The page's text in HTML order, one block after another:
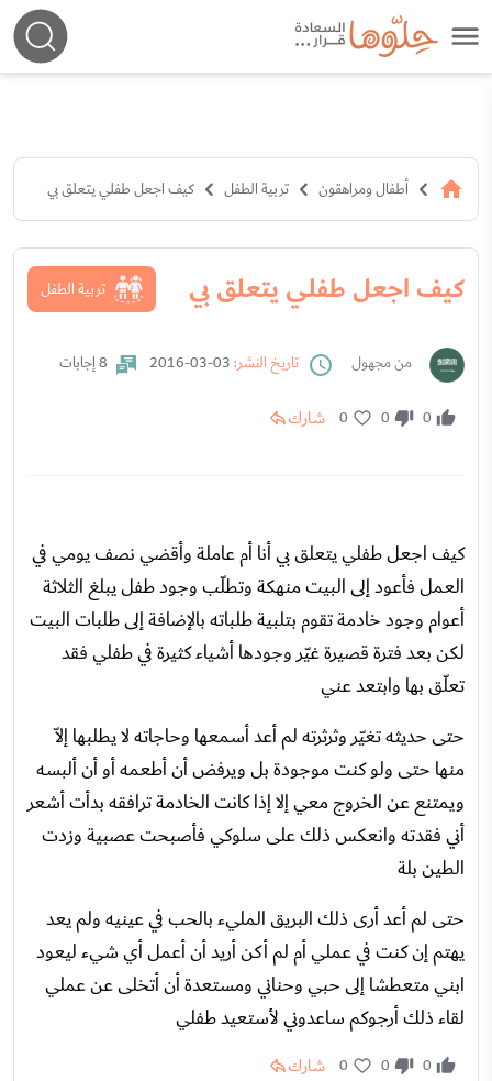
أطفال ومراهقون تربية الطفل كيف اجعل طفلي يتعلق بي
كيف اجعل طفلي يتعلق بي تربية الطفل
من مجهول تاريخ النشر: 8 إجابات
0
0
0 شارك
كيف اجعل طفلي يتعلق بي أنا أم عاملة وأقضي نصف يومي في
العمل فأعود إلى البيت منهكة وتطلّب وجود طفل يبلغ الثلاثة
أعوام وجود خادمة تقوم بتلبية طلباته بالإضافة إلى طلبات البيت
لكن بعد فترة قصيرة غيّر وجودها أشياء كثيرة في طفلي فقد
تعلّق بها وابتعد عني
حتى حديثه تغيّر وثرثرته لم أعد أسمعها وحاجاته لا يطلبها إلاّ
منها حتى ولو كنت موجودة بل ويرفض أن أطعمه أو أن ألبسه
ويمتنع عن الخروج معي إلا إذا كانت الخادمة ترافقه بدأت أشعر
أني فقدته وانعكس ذلك على سلوكي فأصبحت عصبية وزدت
الطين بلة
حتى لم أعد أرى ذلك البريق المليء بالحب في عينيه ولم يعد
يهتم إن كنت في عملي أم لم أكن أريد أن أعمل أي شيء ليعود
ابني متعطشا إلى حبي وحناني ومستعدة أن أتخلى عن عملي
لقاء ذلك أرجوكم ساعدوني لأستعيد طفلي
0
0
0 شارك